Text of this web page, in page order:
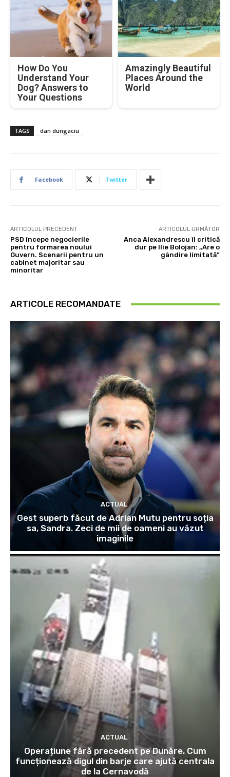
How Do You
Understand Your
Dog? Answers to
Your Questions
Amazingly Beautiful
Places Around the
World
TAGS dan dungaciu
Facebook Twitter
ARTICOLUL PRECEDENT
PSD începe negocierile
pentru formarea noului
Guvern. Scenarii pentru un
cabinet majoritar sau
minoritar
ARTICOLUL URMĂTOR
Anca Alexandrescu îl critică
dur pe Ilie Bolojan: „Are o
gândire limitată”
ARTICOLE RECOMANDATE
ACTUAL
Gest superb făcut de Adrian Mutu pentru soția
sa, Sandra. Zeci de mii de oameni au văzut
imaginile
ACTUAL
Operațiune fără precedent pe Dunăre. Cum
funcționează digul din barje care ajută centrala
de la Cernavodă